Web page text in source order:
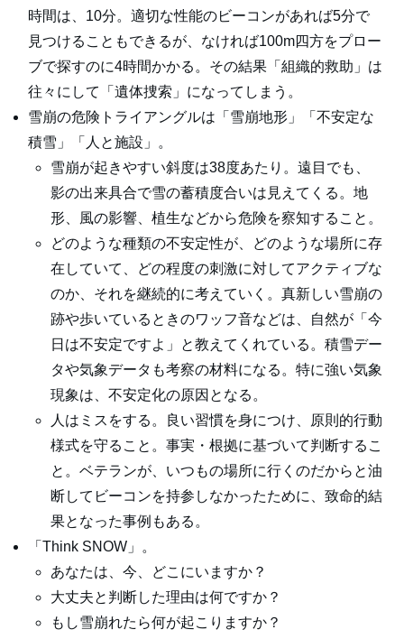
時間は、10分。適切な性能のビーコンがあれば5分で
見つけることもできるが、なければ100m四方をプロー
ブで探すのに4時間かかる。その結果「組織的救助」は
往々にして「遺体捜索」になってしまう。
雪崩の危険トライアングルは「雪崩地形」「不安定な
積雪」「人と施設」。
雪崩が起きやすい斜度は38度あたり。遠目でも、
影の出来具合で雪の蓄積度合いは見えてくる。地
形、風の影響、植生などから危険を察知すること。
どのような種類の不安定性が、どのような場所に存
在していて、どの程度の刺激に対してアクティブな
のか、それを継続的に考えていく。真新しい雪崩の
跡や歩いているときのワッフ音などは、自然が「今
日は不安定ですよ」と教えてくれている。積雪デー
タや気象データも考察の材料になる。特に強い気象
現象は、不安定化の原因となる。
人はミスをする。良い習慣を身につけ、原則的行動
様式を守ること。事実・根拠に基づいて判断するこ
と。ベテランが、いつもの場所に行くのだからと油
断してビーコンを持参しなかったために、致命的結
果となった事例もある。
「Think SNOW」。
あなたは、今、どこにいますか？
大丈夫と判断した理由は何ですか？
もし雪崩れたら何が起こりますか？